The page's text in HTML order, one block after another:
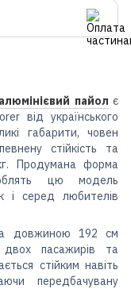
пайол є
від українського
габарити, човен
стійкість та
Продумана форма
цю модель
і серед любителів
довжиною 192 см
пасажирів та
стійким навіть
передбачувану